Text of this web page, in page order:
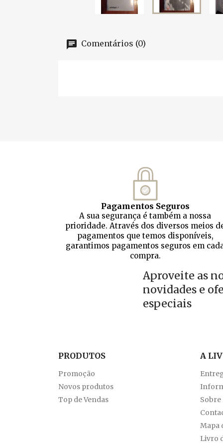
Comentários (0)
Pagamentos Seguros
A sua segurança é também a nossa
prioridade. Através dos diversos meios
pagamentos que temos disponíveis,
garantimos pagamentos seguros em
compra.
Aproveite as
novidades e
especiais
PRODUTOS
Promoção
Novos produtos
Top de Vendas
A
Sobre
Mapa
Livro